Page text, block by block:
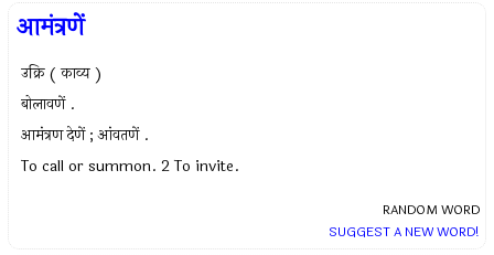
आमंत्रणें
उक्रि ( काव्य )
बोलावणें .
आमंत्रण देणें ; आंवतणें .
To call or summon. 2 To invite.
RANDOM WORD
SUGGEST A NEW WORD!